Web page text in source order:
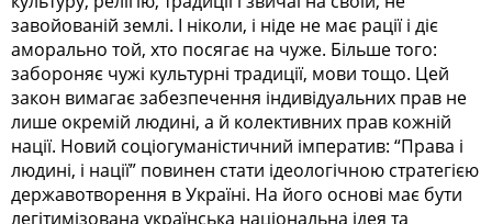
завойованій землі. І ніколи, і ніде не має рації і діє
аморально той, хто посягає на чуже. Більше того:
забороняє чужі культурні традиції, мови тощо. Цей
закон вимагає забезпечення індивідуальних прав не
лише окремій людині, а й колективних прав кожній
нації. Новий соціогуманістичний імператив: “Права і
людині, і нації” повинен стати ідеологічною стратегією
державотворення в Україні. На його основі має бути
легітимізована українська національна ідея та